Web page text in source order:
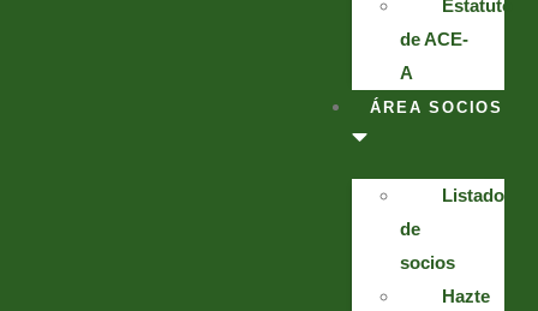
Estatuto
de ACE-
A
ÁREA SOCIOS
Listado
de
socios
Hazte